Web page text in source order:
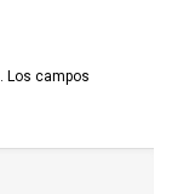
Los campos